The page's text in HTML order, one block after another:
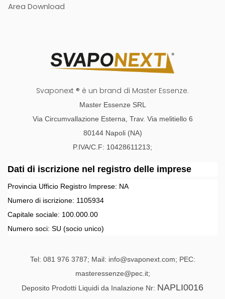
Area Download
Svaponext ® è un brand di Master Essenze.
Master Essenze SRL
Via Circumvallazione Esterna, Trav. Via melitiello 6
80144 Napoli (NA)
P.IVA/C.F: 10428611213;
Dati di iscrizione nel registro delle imprese
Provincia Ufficio Registro Imprese: NA
Numero di iscrizione: 1105934
Capitale sociale: 100.000.00
Numero soci: SU (socio unico)
Tel: 081 976 3787; Mail: info@svaponext.com; PEC:
masteressenze@pec.it;
Deposito Prodotti Liquidi da Inalazione Nr: NAPLI0016